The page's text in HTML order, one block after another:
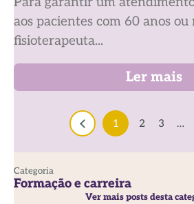
aos pacientes com 60 anos ou
fisioterapeuta...
Ler mais
1 2 3 …
Categoria
Formação e carreira
Ver mais posts desta